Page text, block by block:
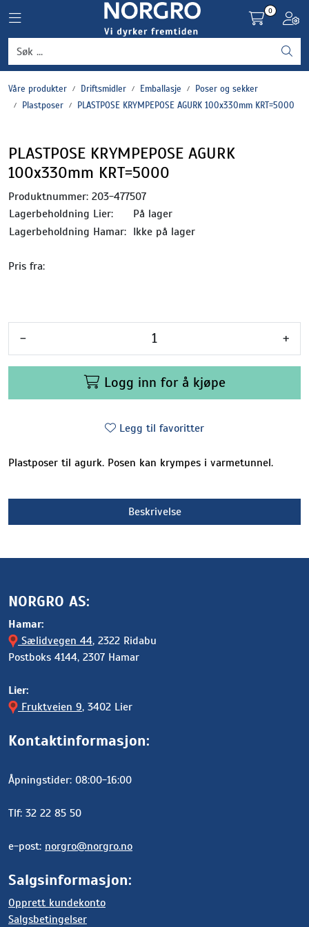
Toggle navigation
0
Våre produkter Driftsmidler Emballasje
Poser og sekker
Plastposer
PLASTPOSE KRYMPEPOSE AGURK 100x330mm KRT=5000
PLASTPOSE KRYMPEPOSE AGURK
100x330mm KRT=5000
Produktnummer: 203-477507
Lagerbeholdning Lier:
På lager
Lagerbeholdning Hamar: Ikke på lager
Pris fra:
- +
Logg inn for å kjøpe
Legg til favoritter
Plastposer til agurk. Posen kan krympes i varmetunnel.
Beskrivelse
NORGRO AS:
Hamar:
Sælidvegen 44, 2322 Ridabu
Postboks 4144, 2307 Hamar
Lier:
Fruktveien 9, 3402 Lier
Kontaktinformasjon:
Åpningstider: 08:00-16:00
Tlf: 32 22 85 50
e-post: norgro@norgro.no
Salgsinformasjon:
Opprett kundekonto
Salgsbetingelser
Grønnsaker
Settepotet og setteløk
Plantevern og nyttedyr
Blomster, potter og brett